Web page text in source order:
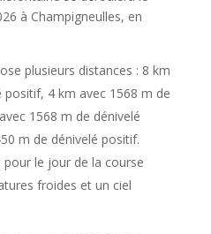
à Champigneulles, en
plusieurs distances : 8 km
positif, 4 km avec 1568 m de
1568 m de dénivelé
m de dénivelé positif.
pour le jour de la course
froides et un ciel